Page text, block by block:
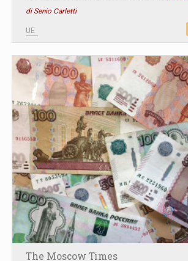
di Senio Carletti
UE
The Moscow Times